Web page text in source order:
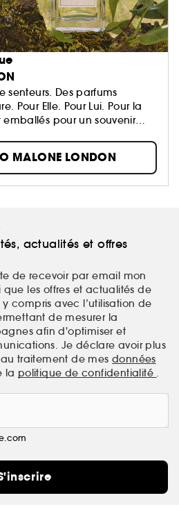
senteurs. Des parfums
Pour Elle. Pour Lui. Pour la
pour un souvenir
propre signature...
MALONE LONDON
actualités et offres
de recevoir par email mon
les offres et actualités de
compris avec l’utilisation de
de mesurer la
afin d'optimiser et
Je déclare avoir plus
traitement de mes données
la politique de confidentialité